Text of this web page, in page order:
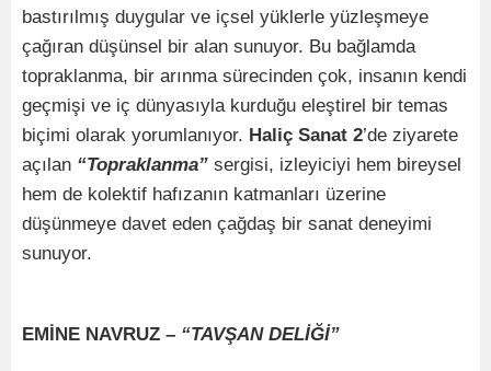
bastırılmış duygular ve içsel yüklerle yüzleşmeye
çağıran düşünsel bir alan sunuyor. Bu bağlamda
topraklanma, bir arınma sürecinden çok, insanın kendi
geçmişi ve iç dünyasıyla kurduğu eleştirel bir temas
biçimi olarak yorumlanıyor. Haliç Sanat 2’de ziyarete
açılan “Topraklanma” sergisi, izleyiciyi hem bireysel
hem de kolektif hafızanın katmanları üzerine
düşünmeye davet eden çağdaş bir sanat deneyimi
sunuyor.
EMİNE NAVRUZ – “TAVŞAN DELİĞİ”